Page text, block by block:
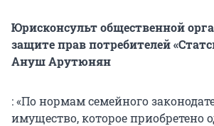
Юрисконсульт общественной
защите прав потребителей
Ануш Арутюнян
: «По нормам семейного
имущество, которое приобретено